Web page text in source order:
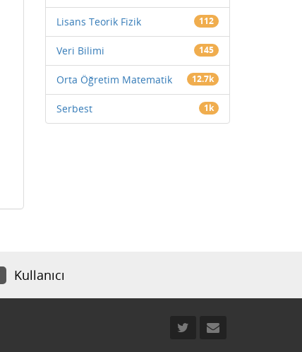
Lisans Teorik Fizik 112
Veri Bilimi 145
Orta Öğretim Matematik 12.7k
Serbest 1k
Kullanıcı